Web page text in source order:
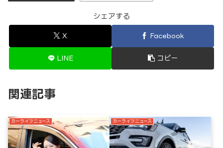
シェアする
X Facebook
LINE コピー
関連記事
カーライフニュース カーライフニュース